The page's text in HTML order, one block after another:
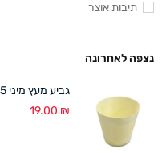
תיבות אוצר
נצפה לאחרונה
גביע מעץ מיני 6/4.5 ס"מ (50 יח')
19.00 ₪